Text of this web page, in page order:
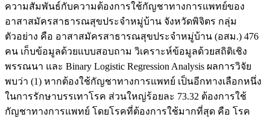
ความสัมพันธ์กับความต้องการใช้กัญชาทางการแพทย์ของ
อาสาสมัครสาธารณสุขประจำหมู่บ้าน จังหวัดพิจิตร กลุ่ม
ตัวอย่าง คือ อาสาสมัครสาธารณสุขประจำหมู่บ้าน (อสม.) 476
คน เก็บข้อมูลด้วยแบบสอบถาม วิเคราะห์ข้อมูลด้วยสถิติเชิง
พรรณนา และ Binary Logistic Regression Analysis ผลการวิจัย
พบว่า (1) หากต้องใช้กัญชาทางการแพทย์ เป็นอีกทางเลือกหนึ่ง
ในการรักษาบรรเทาโรค ส่วนใหญ่ร้อยละ 73.32 ต้องการใช้
กัญชาทางการแพทย์ โดยโรคที่ต้องการใช้มากที่สุด คือ โรค